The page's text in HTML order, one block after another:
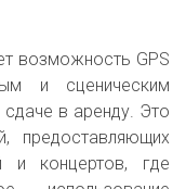
возможность GPS
и сценическим
в аренду. Это
предоставляющих
и концертов, где